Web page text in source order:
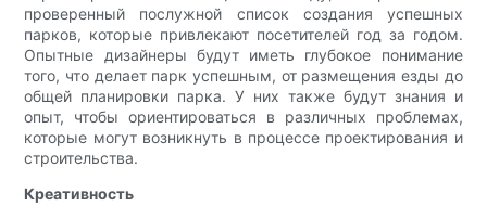
проверенный послужной список создания успешных
парков, которые привлекают посетителей год за годом.
Опытные дизайнеры будут иметь глубокое понимание
того, что делает парк успешным, от размещения езды до
общей планировки парка. У них также будут знания и
опыт, чтобы ориентироваться в различных проблемах,
которые могут возникнуть в процессе проектирования и
строительства.
Креативность